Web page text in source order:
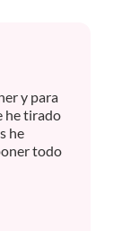
y para
he tirado
he
todo